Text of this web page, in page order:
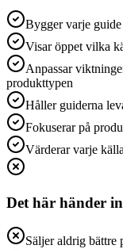
Bygger varje guide
Visar öppet vilka
Anpassar
produkttypen
Håller guiderna
Fokuserar på
Värderar varje
Det här händer
Säljer aldrig